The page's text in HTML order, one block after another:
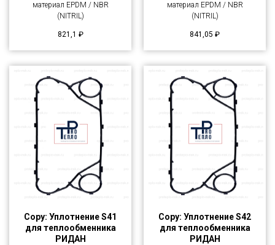
материал EPDM / NBR
(NITRIL)
821,1 ₽
материал EPDM / NBR
(NITRIL)
841,05 ₽
Copy: Уплотнение S41
для теплообменника
РИДАН
Copy: Уплотнение S42
для теплообменника
РИДАН